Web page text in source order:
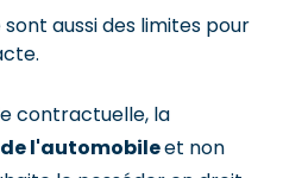
aussi des limites pour
contractuelle, la
l'automobileet non